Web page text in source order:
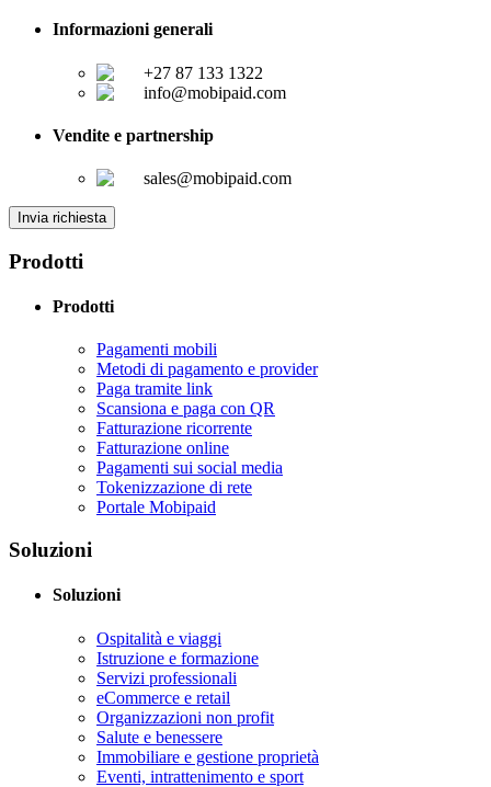
Informazioni generali
+27 87 133 1322
info@mobipaid.com
Vendite e partnership
sales@mobipaid.com
Invia richiesta
Prodotti
Prodotti
Pagamenti mobili
Metodi di pagamento e provider
Paga tramite link
Scansiona e paga con QR
Fatturazione ricorrente
Fatturazione online
Pagamenti sui social media
Tokenizzazione di rete
Portale Mobipaid
Soluzioni
Soluzioni
Ospitalità e viaggi
Istruzione e formazione
Servizi professionali
eCommerce e retail
Organizzazioni non profit
Salute e benessere
Immobiliare e gestione proprietà
Eventi, intrattenimento e sport